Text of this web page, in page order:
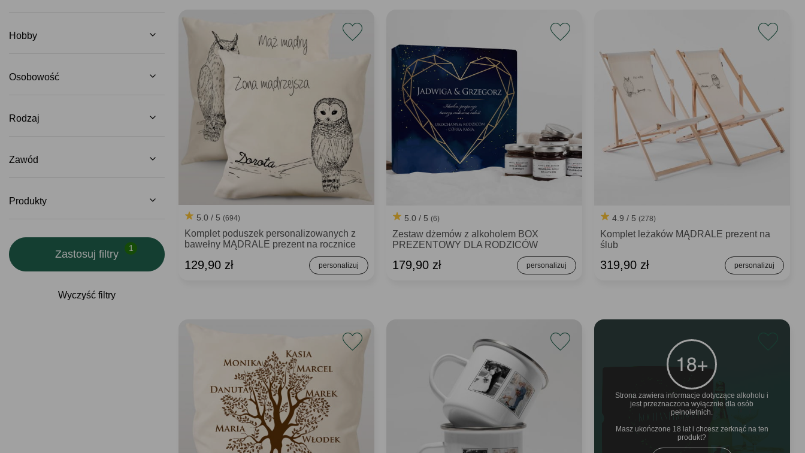
Hobby
Osobowość
Rodzaj
Zawód
Produkty
Zastosuj filtry
Wyczyść filtry
5.0 / 5(694)
Komplet poduszek personalizowanych z
bawełny MĄDRALE prezent na rocznice
129,90 zł
5.0 / 5 (6)
Zestaw dżemów z alkoholem BOX
PREZENTOWY DLA RODZICÓW
179,90 zł
4.9 / 5 (278)
Komplet leżaków MĄDRALE prezent na
ślub
319,90 zł
Strona zawiera informacje dotyczące alkoholu i
jest przeznaczona wyłącznie dla osób
pełnoletnich.
Masz ukończone 18 lat i chcesz zerknąć na ten
produkt